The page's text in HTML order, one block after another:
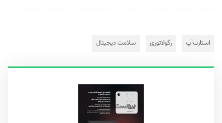
استارت‌آپ رگولاتوری سلامت دیجیتال